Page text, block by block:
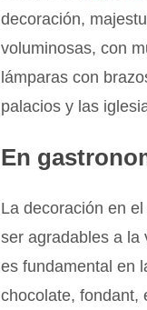
decoración,
voluminosas, con
lámparas con
palacios y las
En
La decoración en
ser agradables a la
es fundamental en
chocolate, fondant,